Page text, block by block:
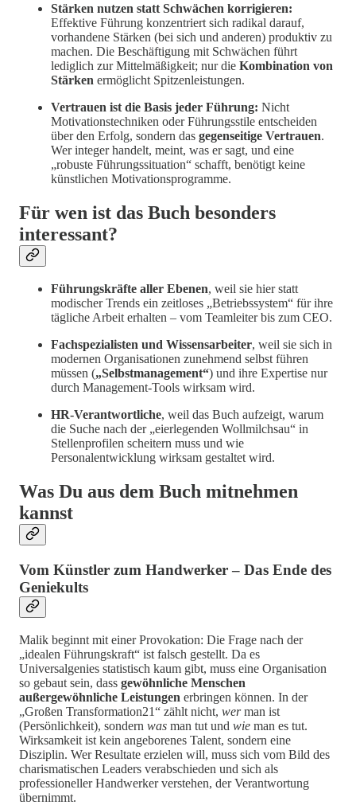
Stärken nutzen statt Schwächen korrigieren:
Effektive Führung konzentriert sich radikal darauf,
vorhandene Stärken (bei sich und anderen) produktiv zu
machen. Die Beschäftigung mit Schwächen führt
lediglich zur Mittelmäßigkeit; nur die Kombination von
Stärken ermöglicht Spitzenleistungen.
Vertrauen ist die Basis jeder Führung: Nicht
Motivationstechniken oder Führungsstile entscheiden
über den Erfolg, sondern das gegenseitige Vertrauen.
Wer integer handelt, meint, was er sagt, und eine
„robuste Führungssituation“ schafft, benötigt keine
künstlichen Motivationsprogramme.
Für wen ist das Buch besonders
interessant?
Führungskräfte aller Ebenen, weil sie hier statt
modischer Trends ein zeitloses „Betriebssystem“ für ihre
tägliche Arbeit erhalten – vom Teamleiter bis zum CEO.
Fachspezialisten und Wissensarbeiter, weil sie sich in
modernen Organisationen zunehmend selbst führen
müssen („Selbstmanagement“) und ihre Expertise nur
durch Management-Tools wirksam wird.
HR-Verantwortliche, weil das Buch aufzeigt, warum
die Suche nach der „eierlegenden Wollmilchsau“ in
Stellenprofilen scheitern muss und wie
Personalentwicklung wirksam gestaltet wird.
Was Du aus dem Buch mitnehmen
kannst
Vom Künstler zum Handwerker – Das Ende des
Geniekults
Malik beginnt mit einer Provokation: Die Frage nach der
„idealen Führungskraft“ ist falsch gestellt. Da es
Universalgenies statistisch kaum gibt, muss eine Organisation
so gebaut sein, dass gewöhnliche Menschen
außergewöhnliche Leistungen erbringen können. In der
„Großen Transformation21“ zählt nicht, werman ist
(Persönlichkeit), sondern was man tut und wie man es tut.
Wirksamkeit ist kein angeborenes Talent, sondern eine
Disziplin. Wer Resultate erzielen will, muss sich vom Bild des
charismatischen Leaders verabschieden und sich als
professioneller Handwerker verstehen, der Verantwortung
übernimmt.